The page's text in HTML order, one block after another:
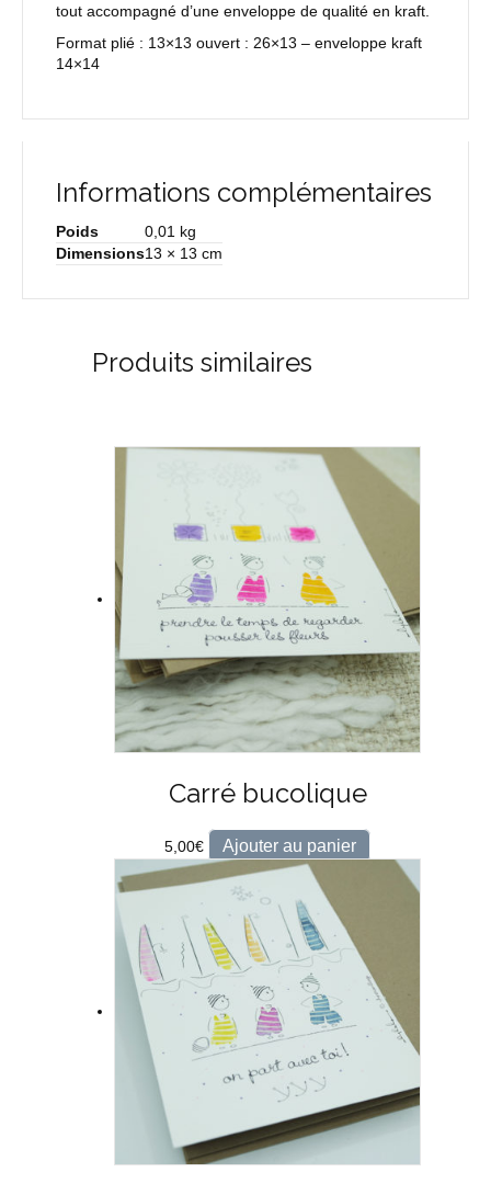
tout accompagné d’une enveloppe de qualité en kraft.
Format plié : 13×13 ouvert : 26×13 – enveloppe kraft
14×14
Informations complémentaires
Poids
0,01 kg
Dimensions13 × 13 cm
Produits similaires
Carré bucolique
5,00€ Ajouter au panier